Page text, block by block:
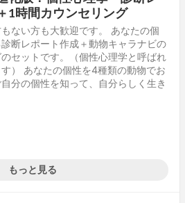
1時間カウンセリング
ない方も大歓迎です。 あなたの個
断レポート作成＋動物キャラナビの
セットです。（個性心理学と呼ばれ
） あなたの個性を4種類の動物でお
分の個性を知って、自分らしく生き
もっと見る